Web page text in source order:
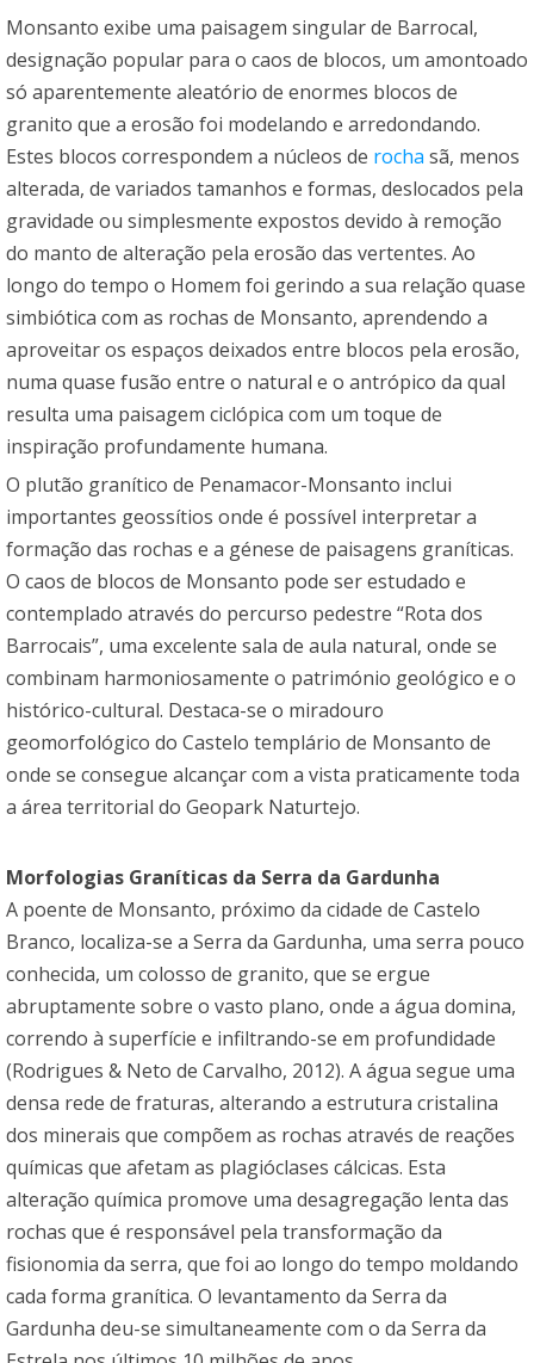
Monsanto exibe uma paisagem singular de Barrocal,
designação popular para o caos de blocos, um amontoado
só aparentemente aleatório de enormes blocos de
granito que a erosão foi modelando e arredondando.
Estes blocos correspondem a núcleos de rocha sã, menos
alterada, de variados tamanhos e formas, deslocados pela
gravidade ou simplesmente expostos devido à remoção
do manto de alteração pela erosão das vertentes. Ao
longo do tempo o Homem foi gerindo a sua relação quase
simbiótica com as rochas de Monsanto, aprendendo a
aproveitar os espaços deixados entre blocos pela erosão,
numa quase fusão entre o natural e o antrópico da qual
resulta uma paisagem ciclópica com um toque de
inspiração profundamente humana.
O plutão granítico de Penamacor-Monsanto inclui
importantes geossítios onde é possível interpretar a
formação das rochas e a génese de paisagens graníticas.
O caos de blocos de Monsanto pode ser estudado e
contemplado através do percurso pedestre “Rota dos
Barrocais”, uma excelente sala de aula natural, onde se
combinam harmoniosamente o património geológico e o
histórico-cultural. Destaca-se o miradouro
geomorfológico do Castelo templário de Monsanto de
onde se consegue alcançar com a vista praticamente toda
a área territorial do Geopark Naturtejo.
Morfologias Graníticas da Serra da Gardunha
A poente de Monsanto, próximo da cidade de Castelo
Branco, localiza-se a Serra da Gardunha, uma serra pouco
conhecida, um colosso de granito, que se ergue
abruptamente sobre o vasto plano, onde a água domina,
correndo à superfície e infiltrando-se em profundidade
(Rodrigues & Neto de Carvalho, 2012). A água segue uma
densa rede de fraturas, alterando a estrutura cristalina
dos minerais que compõem as rochas através de reações
químicas que afetam as plagióclases cálcicas. Esta
alteração química promove uma desagregação lenta das
rochas que é responsável pela transformação da
fisionomia da serra, que foi ao longo do tempo moldando
cada forma granítica. O levantamento da Serra da
Gardunha deu-se simultaneamente com o da Serra da